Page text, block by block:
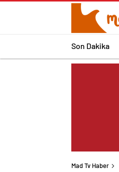
Son Dakika
Mad Tv Haber